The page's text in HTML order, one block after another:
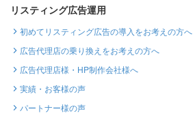
リスティング広告運用
初めてリスティング広告の導入をお考えの方へ
広告代理店の乗り換えをお考えの方へ
広告代理店様・HP制作会社様へ
実績・お客様の声
パートナー様の声